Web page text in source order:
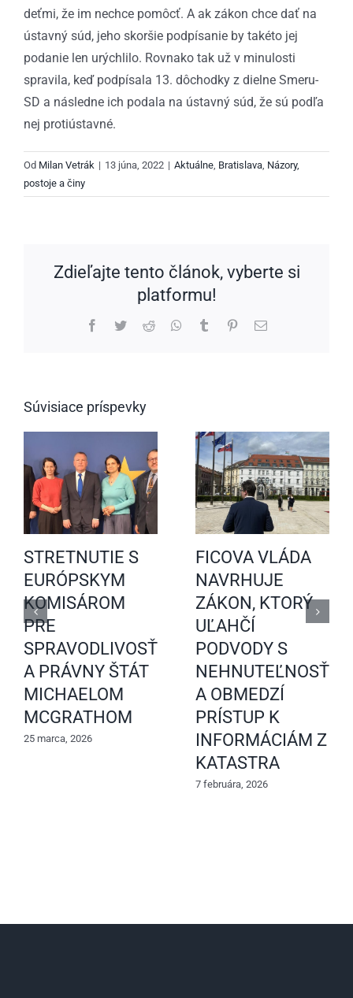
deťmi, že im nechce pomôcť. A ak zákon chce dať na
ústavný súd, jeho skoršie podpísanie by takéto jej
podanie len urýchlilo. Rovnako tak už v minulosti
spravila, keď podpísala 13. dôchodky z dielne Smeru-
SD a následne ich podala na ústavný súd, že sú podľa
nej protiústavné.
Od Milan Vetrák | 13 júna, 2022 | Aktuálne, Bratislava, Názory,
postoje a činy
Zdieľajte tento článok, vyberte si
platformu!
Facebook
TwitterReddit WhatsApp
Tumblr PinterestEmail
Súvisiace príspevky
STRETNUTIE S
EURÓPSKYM
KOMISÁROM
PRE
SPRAVODLIVOSŤ
A PRÁVNY ŠTÁT
MICHAELOM
MCGRATHOM
25 marca, 2026
FICOVA VLÁDA
NAVRHUJE
ZÁKON, KTORÝ
UĽAHČÍ
PODVODY S
A OBMEDZÍ
PRÍSTUP K
INFORMÁCIÁM Z
KATASTRA
7 februára, 2026